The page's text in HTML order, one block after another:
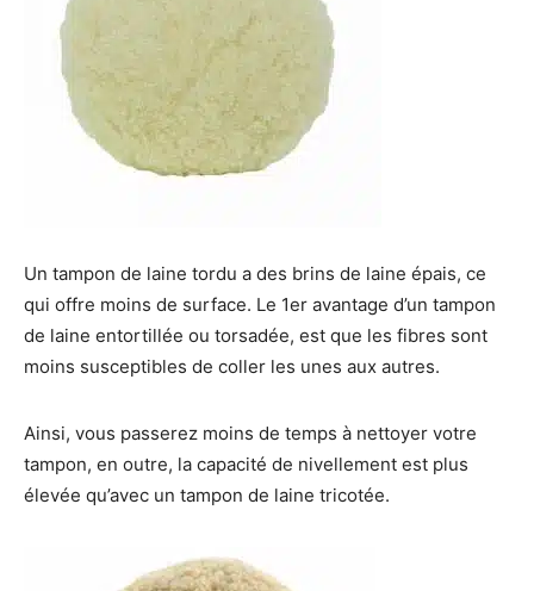
Un tampon de laine tordu a des brins de laine épais, ce
qui offre moins de surface. Le 1er avantage d’un tampon
de laine entortillée ou torsadée, est que les fibres sont
moins susceptibles de coller les unes aux autres.
Ainsi, vous passerez moins de temps à nettoyer votre
tampon, en outre, la capacité de nivellement est plus
élevée qu’avec un tampon de laine tricotée.